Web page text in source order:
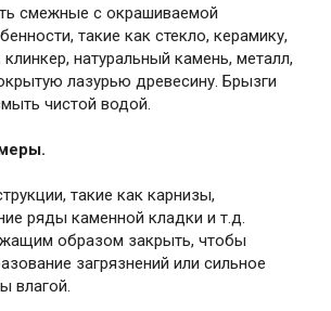
смежные с окрашиваемой
такие как стекло, керамику,
натуральный камень, металл,
лазурью древесину. Брызги
чистой водой.
такие как карнизы,
ряды каменной кладки и т.д.
образом закрыть, чтобы
загрязнений или сильное
влагой.